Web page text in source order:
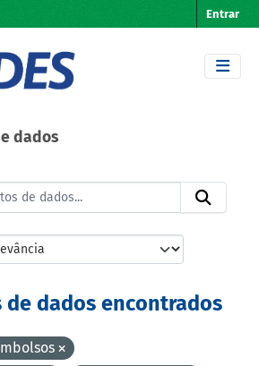
Entrar
dados
dados encontrados